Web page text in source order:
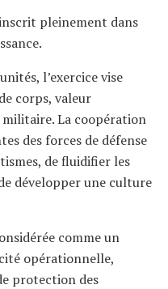
pleinement dans
l’exercice vise
corps, valeur
La coopération
des forces de défense
de fluidifier les
développer une culture
comme un
opérationnelle,
protection des